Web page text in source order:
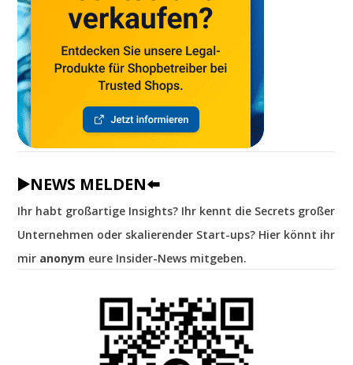
▶️NEWS MELDEN⬅️
Ihr habt großartige Insights? Ihr kennt die Secrets großer
Unternehmen oder skalierender Start-ups? Hier könnt ihr
mir anonym eure Insider-News mitgeben.